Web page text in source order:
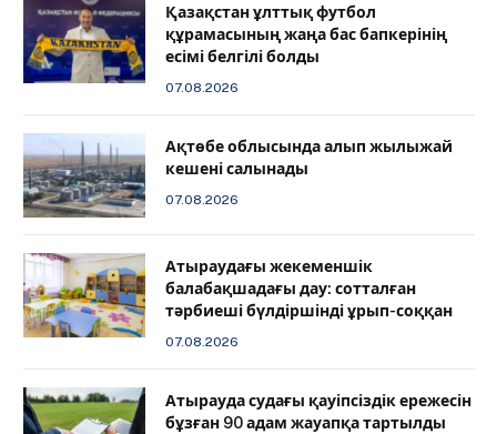
Қазақстан ұлттық футбол
құрамасының жаңа бас бапкерінің
есімі белгілі болды
07.08.2026
Ақтөбе облысында алып жылыжай
кешені салынады
07.08.2026
Атыраудағы жекеменшік
балабақшадағы дау: сотталған
тәрбиеші бүлдіршінді ұрып-соққан
07.08.2026
Атырауда судағы қауіпсіздік ережесін
бұзған 90 адам жауапқа тартылды